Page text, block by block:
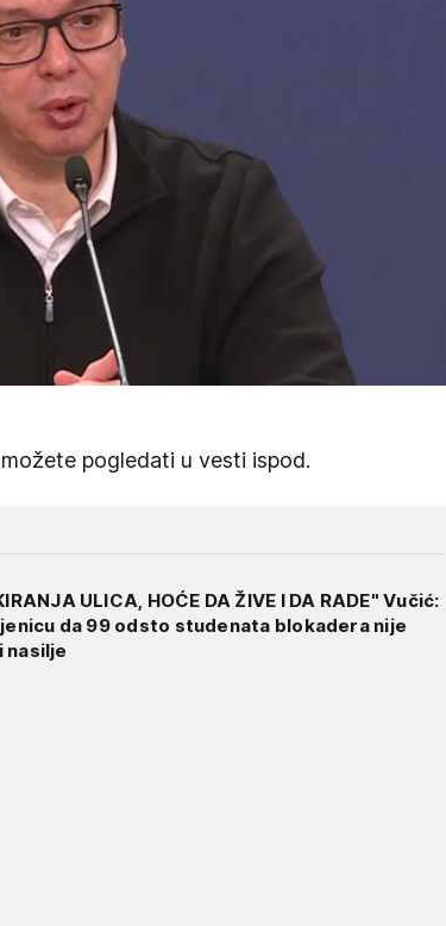
pogledati u vesti ispod.
ULICA, HOĆE DA ŽIVE I DA RADE" Vučić:
da 99 odsto studenata blokadera nije
nasilje